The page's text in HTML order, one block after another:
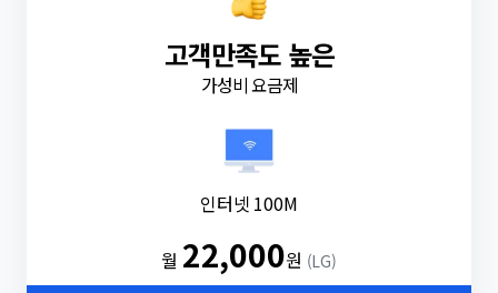
고객만족도 높은
가성비 요금제
인터넷 100M
월 22,000원 (LG)